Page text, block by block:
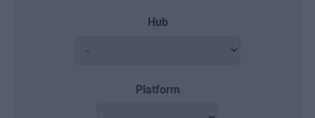
Hub
Platform